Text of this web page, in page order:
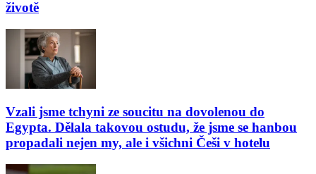
životě
Vzali jsme tchyni ze soucitu na dovolenou do
Egypta. Dělala takovou ostudu, že jsme se hanbou
propadali nejen my, ale i všichni Češi v hotelu